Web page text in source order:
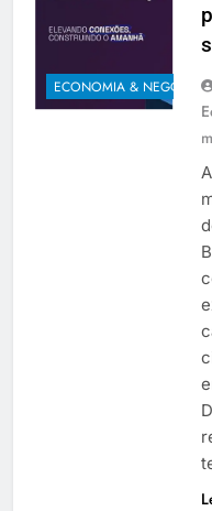
ECONOMIA & NEGÓCIOS